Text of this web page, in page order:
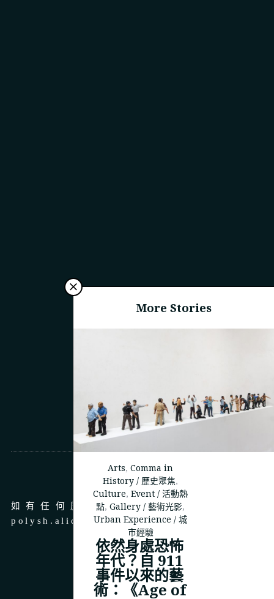
More Stories
Arts,Comma in
History / 歷史聚焦,
Culture,Event / 活動熱
點,Gallery / 藝術光影,
Urban Experience / 城
市經驗
依然身處恐怖
年代？自 911
事件以來的藝
術：《Age of
商務合作
如有任何廣告、商務合作，請 email 至
polysh.alice@gmail.com
© 2023 THEPOLYSH.COM